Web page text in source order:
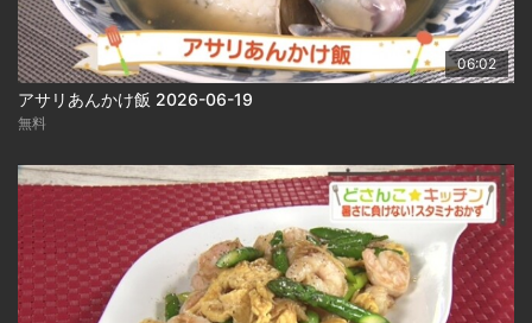
06:02
アサリあんかけ飯 2026-06-19
無料